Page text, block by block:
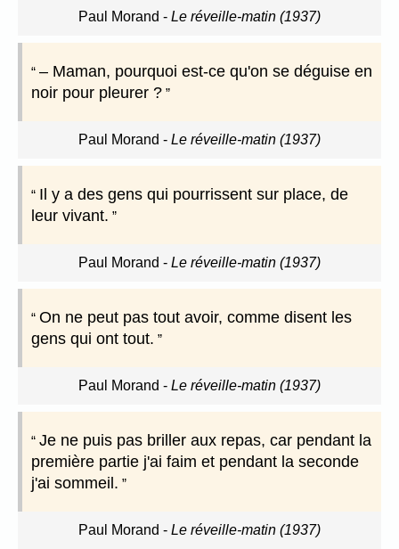
Paul Morand - Le réveille-matin (1937)
– Maman, pourquoi est-ce qu'on se déguise en
noir pour pleurer ?
Paul Morand - Le réveille-matin (1937)
Il y a des gens qui pourrissent sur place, de
leur vivant.
Paul Morand - Le réveille-matin (1937)
On ne peut pas tout avoir, comme disent les
gens qui ont tout.
Paul Morand - Le réveille-matin (1937)
Je ne puis pas briller aux repas, car pendant la
première partie j'ai faim et pendant la seconde
j'ai sommeil.
Paul Morand - Le réveille-matin (1937)